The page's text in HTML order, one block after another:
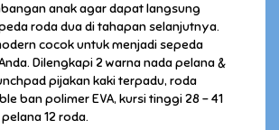
anak agar dapat langsung
roda dua di tahapan selanjutnya.
cocok untuk menjadi sepeda
Dilengkapi 2 warna nada pelana &
pijakan kaki terpadu, roda
ban polimer EVA, kursi tinggi 28 - 41
12 roda.